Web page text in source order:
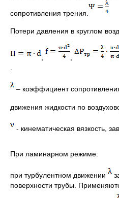
сопротивления трения.
Потери давления в круглом
– коэффициент
движения жидкости по
- кинематическая вязкость,
При ламинарном
при турбулентном движении
поверхности трубы.